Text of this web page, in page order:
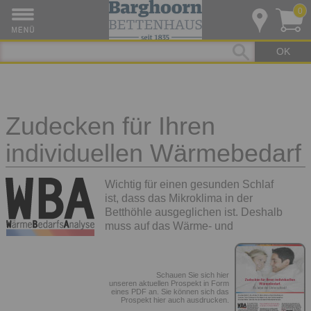
OK
0
Zudecken für Ihren
individuellen Wärmebedarf
Schauen Sie sich hier
unseren aktuellen Prospekt in Form
eines PDF an. Sie können sich das
Prospekt hier auch ausdrucken.
Wichtig für einen gesunden Schlaf
ist, dass das Mikroklima in der
Betthöhle ausgeglichen ist. Deshalb
muss auf das Wärme- und